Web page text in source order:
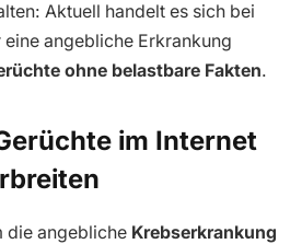
Aktuell handelt es sich bei
angebliche Erkrankung
ohne belastbare Fakten.
im Internet
die angebliche Krebserkrankung